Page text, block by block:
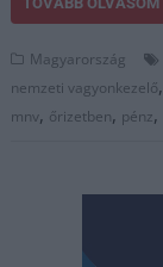
Magyarország
nemzeti vagyonkezelő,
mnv, őrizetben, pénz,